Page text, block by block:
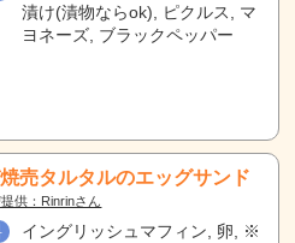
漬け(漬物ならok), ピクルス, マ
ヨネーズ, ブラックペッパー
売タルタルのエッグサンド
供：Rinrinさん
イングリッシュマフィン, 卵, ※